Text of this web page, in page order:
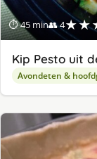
⏱ 45 min👥 4
Kip Pesto uit
Avondeten &